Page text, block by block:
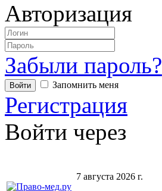
Авторизация
Забыли пароль?
Запомнить меня
Регистрация
Войти через
7 августа 2026 г.